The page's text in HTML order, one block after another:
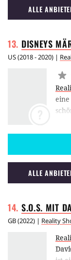
ALLE
DISNEYS
US(2018 - 2020) |
ALLE
S.O.S. MIT
GB(2022) | Reality